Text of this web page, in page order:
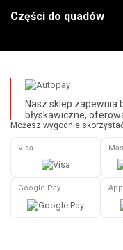
Części do quadów
Nasz sklep zapewnia
błyskawiczne,
Możesz wygodnie
Visa
Google Pay